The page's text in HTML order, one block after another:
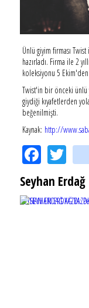
Ünlü giyim firması
hazırladı. Firma ile 2
koleksiyonu 5
Twist'in bir önceki ünlü
giydiği kıyafetlerden
beğenilmişti.
Kaynak: http://
Seyhan Erdağ
SEYHAN ERDAĞ